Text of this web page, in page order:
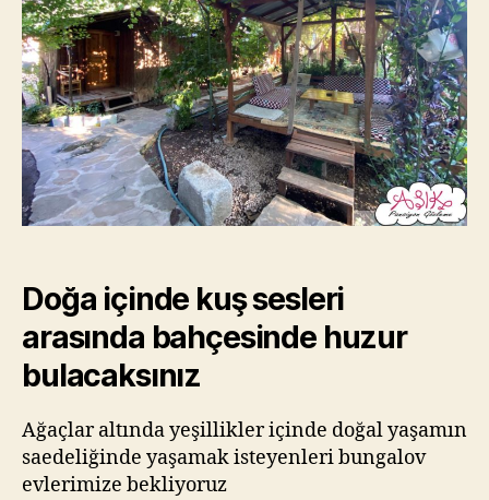
Doğa içinde kuş sesleri
arasında bahçesinde huzur
bulacaksınız
Ağaçlar altında yeşillikler içinde doğal yaşamın
saedeliğinde yaşamak isteyenleri bungalov
evlerimize bekliyoruz